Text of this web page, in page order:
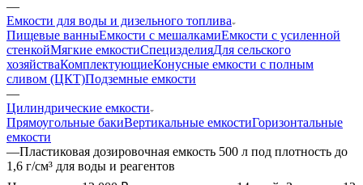
—
Емкости для воды и дизельного топлива
Пищевые ванныЕмкости с мешалкамиЕмкости с усиленной
стенкойМягкие емкостиСпецизделияДля сельского
хозяйстваКомплектующиеКонусные емкости с полным
сливом (ЦКТ)Подземные емкости
—
Цилиндрические емкости
Прямоугольные бакиВертикальные емкостиГоризонтальные
емкости
—Пластиковая дозировочная емкость 500 л под плотность до
1,6 г/см³ для воды и реагентов